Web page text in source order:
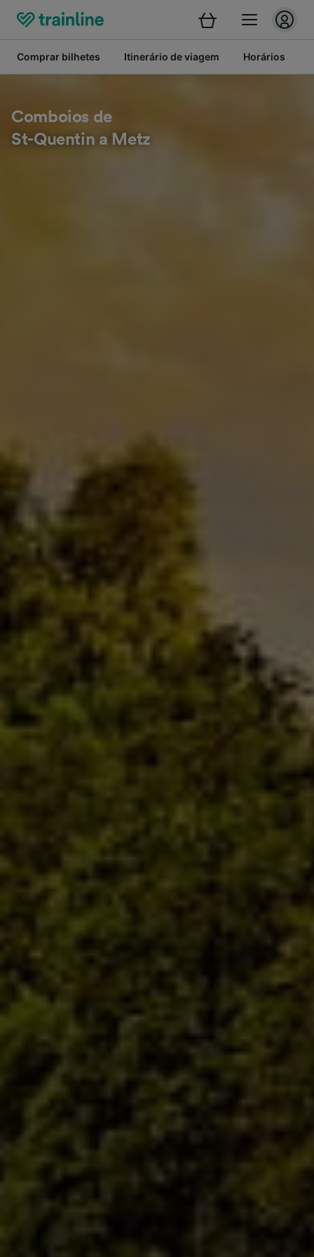
Comprar bilhetes Itinerário de viagem Horários
Comboios de
St-Quentin a Metz